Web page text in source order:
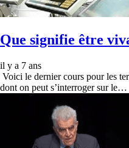
Que signifie être
il y a 7 ans
Voici le dernier cours pour les
dont on peut s’interroger sur le…